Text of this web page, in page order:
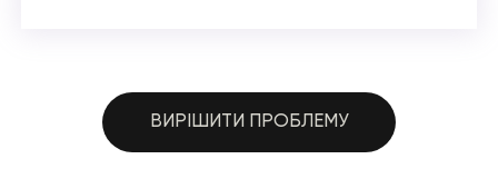
ВИРІШИТИ ПРОБЛЕМУ